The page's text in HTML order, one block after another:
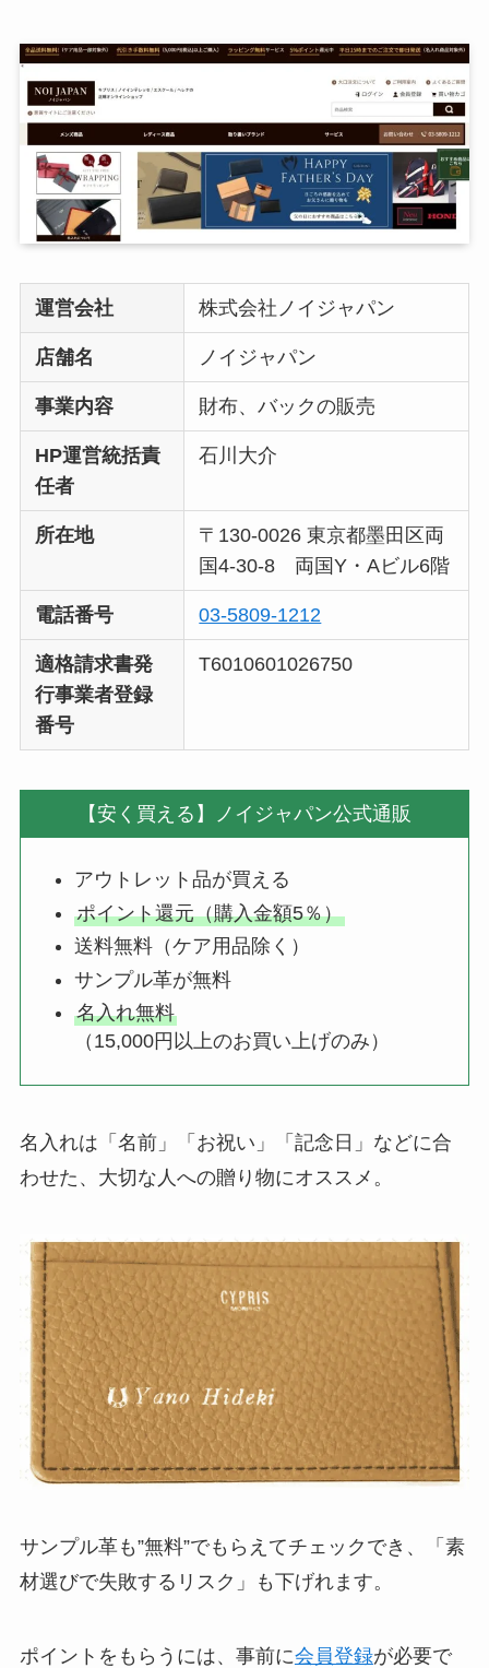
運営会社 株式会社ノイジャパン
店舗名 ノイジャパン
事業内容 財布、バックの販売
HP運営統括責
任者
石川大介
所在地
〒130-0026 東京都墨田区両
国4-30-8 両国Y・Aビル6階
電話番号 03-5809-1212
適格請求書発
行事業者登録
番号
T6010601026750
【安く買える】ノイジャパン公式通販
アウトレット品が買える
ポイント還元（購入金額5％）
送料無料（ケア用品除く）
サンプル革が無料
名入れ無料
（15,000円以上のお買い上げのみ）
名入れは「名前」「お祝い」「記念日」などに合
わせた、大切な人への贈り物にオススメ。
サンプル革も”無料”でもらえてチェックでき、「素
材選びで失敗するリスク」も下げれます。
ポイントをもらうには、事前に会員登録が必要で